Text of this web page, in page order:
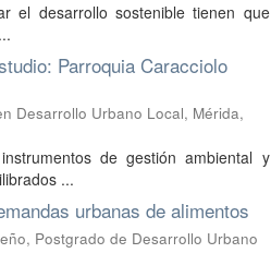
el desarrollo sostenible tienen que
Parroquia Caracciolo
Desarrollo Urbano Local, Mérida,
de gestión ambiental y
...
urbanas de alimentos
Postgrado de Desarrollo Urbano